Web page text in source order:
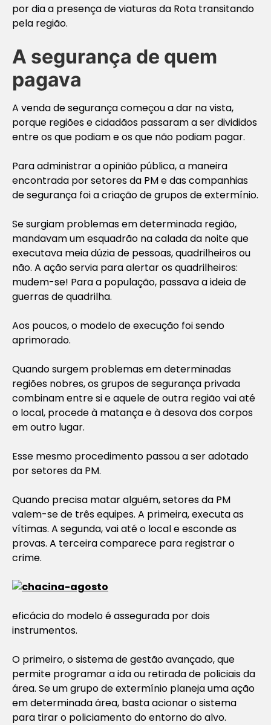
por dia a presença de viaturas da Rota transitando
pela região.
A segurança de quem
pagava
A venda de segurança começou a dar na vista,
porque regiões e cidadãos passaram a ser divididos
entre os que podiam e os que não podiam pagar.
Para administrar a opinião pública, a maneira
encontrada por setores da PM e das companhias
de segurança foi a criação de grupos de extermínio.
Se surgiam problemas em determinada região,
mandavam um esquadrão na calada da noite que
executava meia dúzia de pessoas, quadrilheiros ou
não. A ação servia para alertar os quadrilheiros:
mudem-se! Para a população, passava a ideia de
guerras de quadrilha.
Aos poucos, o modelo de execução foi sendo
aprimorado.
Quando surgem problemas em determinadas
regiões nobres, os grupos de segurança privada
combinam entre si e aquele de outra região vai até
o local, procede à matança e à desova dos corpos
em outro lugar.
Esse mesmo procedimento passou a ser adotado
por setores da PM.
Quando precisa matar alguém, setores da PM
valem-se de três equipes. A primeira, executa as
vítimas. A segunda, vai até o local e esconde as
provas. A terceira comparece para registrar o
crime.
eficácia do modelo é assegurada por dois
instrumentos.
O primeiro, o sistema de gestão avançado, que
permite programar a ida ou retirada de policiais da
área. Se um grupo de extermínio planeja uma ação
em determinada área, basta acionar o sistema
para tirar o policiamento do entorno do alvo.